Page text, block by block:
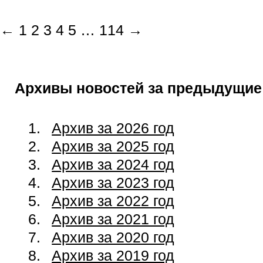
← 1 2 3 4 5 … 114 →
Архивы новостей за
Архив за 2026 год
Архив за 2025 год
Архив за 2024 год
Архив за 2023 год
Архив за 2022 год
Архив за 2021 год
Архив за 2020 год
Архив за 2019 год